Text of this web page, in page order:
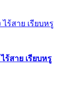
ร้สาย เรียบหรู